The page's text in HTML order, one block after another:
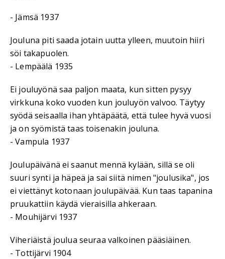
- Jämsä 1937
Jouluna piti saada jotain uutta ylleen, muutoin hiiri
söi takapuolen.
- Lempäälä 1935
Ei jouluyönä saa paljon maata, kun sitten pysyy
virkkuna koko vuoden kun jouluyön valvoo. Täytyy
syödä seisaalla ihan yhtäpäätä, että tulee hyvä vuosi
ja on syömistä taas toisenakin jouluna.
- Vampula 1937
Joulupäivänä ei saanut mennä kylään, sillä se oli
suuri synti ja häpeä ja sai siitä nimen "joulusika", jos
ei viettänyt kotonaan joulupäivää. Kun taas tapanina
pruukattiin käydä vieraisilla ahkeraan.
- Mouhijärvi 1937
Viheriäistä joulua seuraa valkoinen pääsiäinen.
- Tottijärvi 1904